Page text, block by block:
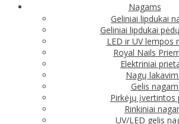
Nagams
Geliniai lipdukai
Geliniai lipdukai
LED ir UV lempos
Royal Nails
Elektriniai
Nagų
Gelis
Pirkėjų įvertintos
Rinkiniai
UV/LED gelis